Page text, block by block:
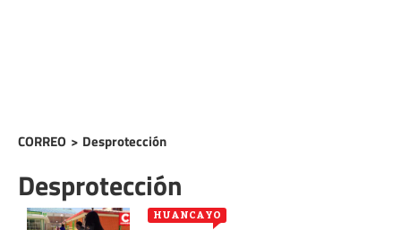
CORREO > Desprotección
Desprotección
HUANCAYO